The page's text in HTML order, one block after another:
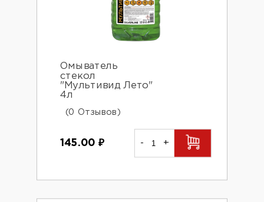
Омыватель
стекол
"Мультивид Лето"
4л
(0 Отзывов)
145.00 ₽ - +